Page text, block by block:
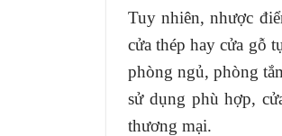
Tuy nhiên, nhược
cửa thép hay cửa gỗ
phòng ngủ, phòng
sử dụng phù hợp,
thương mại.